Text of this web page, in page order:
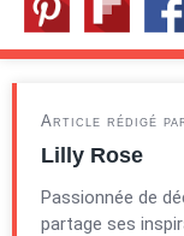
Article rédigé
Lilly Rose
Passionnée de
partage ses